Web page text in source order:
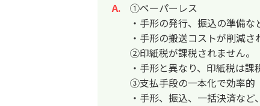
回答
①ペーパーレス
・手形の発行、振込の準備な
・手形の搬送コストが削減さ
②印紙税が課税されません。
・手形と異なり、印紙税は課
③支払手段の一本化で効率的
・手形、振込、一括決済な